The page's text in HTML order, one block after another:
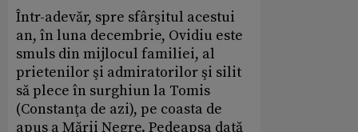
Într-adevăr, spre sfârşitul acestui
an, în luna decembrie, Ovidiu este
smuls din mijlocul familiei, al
prietenilor şi admiratorilor şi silit
să plece în surghiun la Tomis
(Constanţa de azi), pe coasta de
apus a Mării Negre. Pedeapsa dată